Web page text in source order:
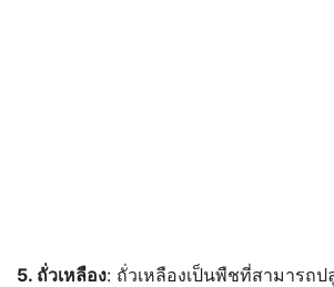
5. ถั่วเหลือง: ถั่วเหลืองเป็นพืชที่สามารถ